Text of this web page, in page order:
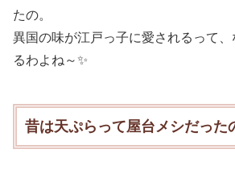
たの。
異国の味が江戸っ子に愛されるって
るわよね～✨
昔は天ぷらって屋台メシだった